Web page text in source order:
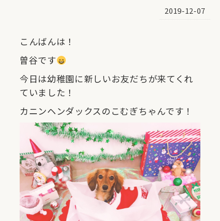
2019-12-07
こんばんは！
曽谷です
今日は幼稚園に新しいお友だちが来てくれ
ていました！
カニンヘンダックスのこむぎちゃんです！